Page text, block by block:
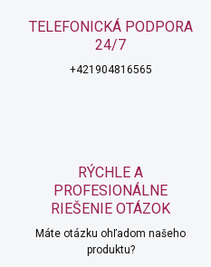
TELEFONICKÁ PODPORA
24/7
+421904816565
RÝCHLE A
PROFESIONÁLNE
RIEŠENIE OTÁZOK
Máte otázku ohľadom našeho
produktu?